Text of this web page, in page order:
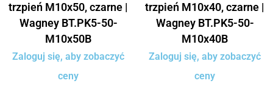
trzpień M10x50, czarne |
Wagney BT.PK5-50-
M10x50B
Zaloguj się, aby zobaczyć
ceny
trzpień M10x40, czarne |
Wagney BT.PK5-50-
M10x40B
Zaloguj się, aby zobaczyć
ceny